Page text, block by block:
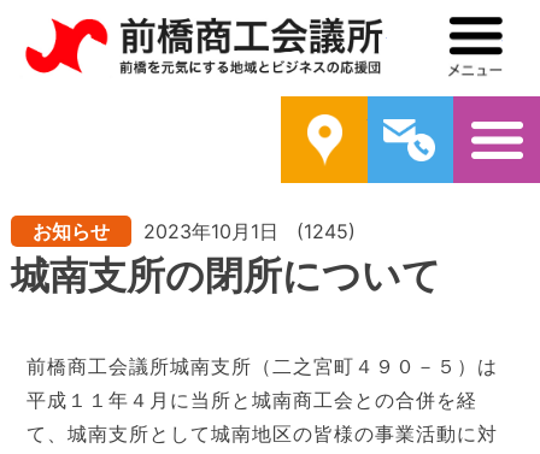
前橋商工会議所メ
お知らせ 2023年10月1日 (1245)
城南支所の閉所について
前橋商工会議所城南支所（二之宮町４９０－５）は
平成１１年４月に当所と城南商工会との合併を経
て、城南支所として城南地区の皆様の事業活動に対